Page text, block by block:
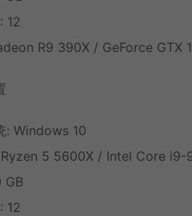
12
R9 390X / GeForce GTX
: Windows 10
Ryzen 5 5600X / Intel Core i9-
GB
12